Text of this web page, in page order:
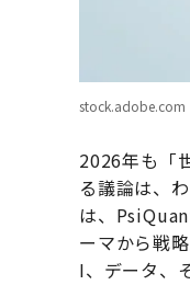
stock.adobe.com
2026年も「
る議論は、
は、
ーマから戦
I、データ、